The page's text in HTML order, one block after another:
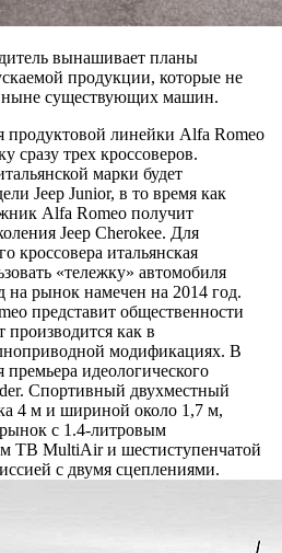
вынашивает планы
продукции, которые не
ныне существующих машин.
продуктовой линейки Alfa Romeo
сразу трех кроссоверов.
марки будет
Jeep Junior, в то время как
Alfa Romeo получит
Jeep Cherokee. Для
кроссовера итальянская
«тележку» автомобиля
на рынок намечен на 2014 год.
представит общественности
производится как в
модификациях. В
идеологического
Спортивный двухместный
4 м и шириной около 1,7 м,
рынок с 1.4-литровым
TB MultiAir и шестиступенчатой
с двумя сцеплениями.